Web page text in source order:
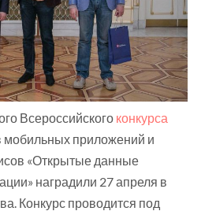
Всероссийского конкурса
мобильных приложений и
«Открытые данные
наградили 27 апреля в
Конкурс проводится под